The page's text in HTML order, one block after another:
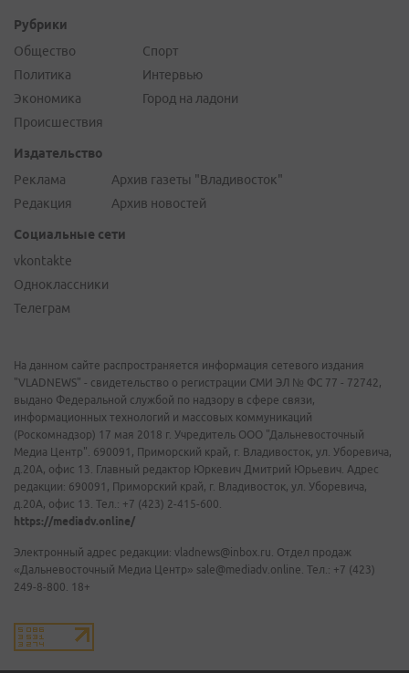
Рубрики
Общество
Политика
Экономика
Происшествия
Спорт
Интервью
Город на ладони
Издательство
Реклама
Редакция
Архив газеты "Владивосток"
Архив новостей
Социальные сети
vkontakte
Одноклассники
Телеграм
На данном сайте распространяется информация сетевого издания
"VLADNEWS" - свидетельство о регистрации СМИ ЭЛ № ФС 77 - 72742,
выдано Федеральной службой по надзору в сфере связи,
информационных технологий и массовых коммуникаций
(Роскомнадзор) 17 мая 2018 г. Учредитель ООО "Дальневосточный
Медиа Центр". 690091, Приморский край, г. Владивосток, ул. Уборевича,
д.20А, офис 13. Главный редактор Юркевич Дмитрий Юрьевич. Адрес
редакции: 690091, Приморский край, г. Владивосток, ул. Уборевича,
д.20А, офис 13. Тел.: +7 (423) 2-415-600.
https://mediadv.online/
Электронный адрес редакции: vladnews@inbox.ru. Отдел продаж
«Дальневосточный Медиа Центр» sale@mediadv.online. Тел.: +7 (423)
249-8-800. 18+